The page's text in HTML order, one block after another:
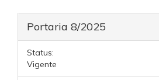
Portaria 8/2025
Status:
Vigente